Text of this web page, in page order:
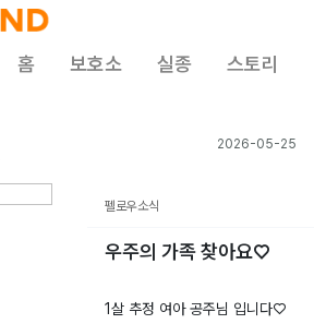
홈 보호소 실종 스토리
2026-05-25
펠로우소식
우주의 가족 찾아요♡
1살 추정 여아 공주님 입니다♡